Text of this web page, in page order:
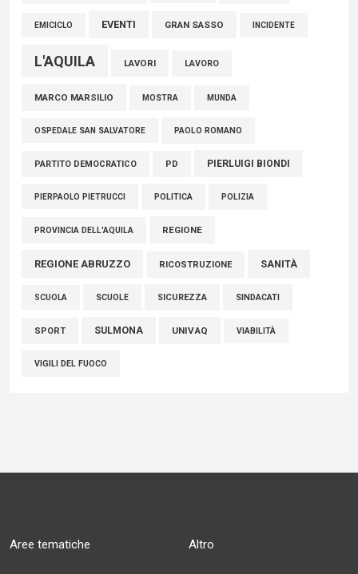
EMICICLO EVENTI GRAN SASSO INCIDENTE
L'AQUILA LAVORI LAVORO
MARCO MARSILIO MOSTRA MUNDA
OSPEDALE SAN SALVATORE PAOLO ROMANO
PARTITO DEMOCRATICO PD PIERLUIGI BIONDI
PIERPAOLO PIETRUCCI POLITICA POLIZIA
PROVINCIA DELL'AQUILA REGIONE
REGIONE ABRUZZO RICOSTRUZIONE SANITÀ
SCUOLA SCUOLE SICUREZZA SINDACATI
SPORT SULMONA UNIVAQ VIABILITÀ
VIGILI DEL FUOCO
Aree tematiche Altro